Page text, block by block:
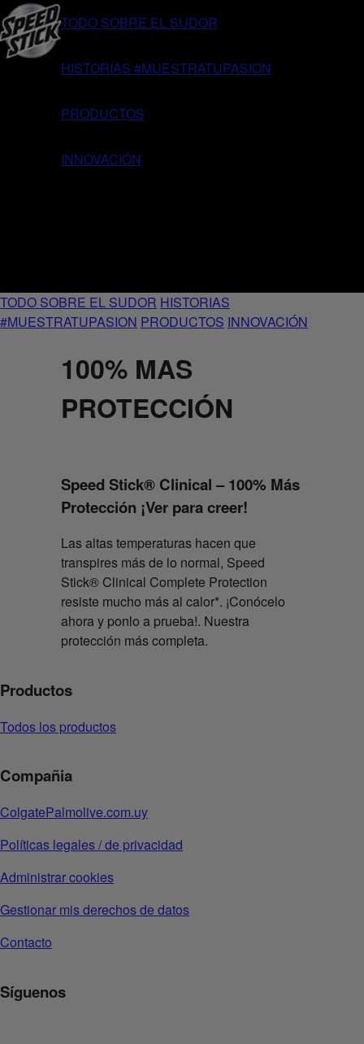
TODO SOBRE EL SUDOR
HISTORIAS #MUESTRATUPASION
PRODUCTOS
INNOVACIÓN
TODO SOBRE EL SUDOR HISTORIAS
#MUESTRATUPASION PRODUCTOS INNOVACIÓN
100% MAS
PROTECCIÓN
Speed Stick® Clinical – 100% Más
Protección ¡Ver para creer!
Las altas temperaturas hacen que
transpires más de lo normal, Speed
Stick® Clinical Complete Protection
resiste mucho más al calor*. ¡Conócelo
ahora y ponlo a prueba!. Nuestra
protección más completa.
Productos
Todos los productos
Compañia
ColgatePalmolive.com.uy
Políticas legales / de privacidad
Administrar cookies
Gestionar mis derechos de datos
Contacto
Síguenos